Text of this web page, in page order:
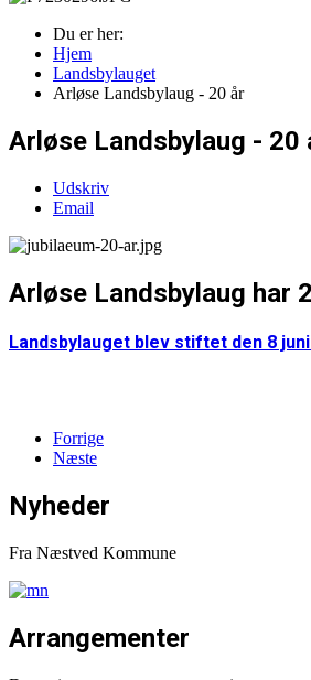
Du er her:
Hjem
Landsbylauget
Arløse Landsbylaug - 20 år
Arløse Landsbylaug - 20
Udskriv
Email
Arløse Landsbylaug har
Landsbylauget blev stiftet den 8
Forrige
Næste
Nyheder
Fra Næstved Kommune
Arrangementer